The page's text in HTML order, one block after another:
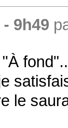
- 9h49
le